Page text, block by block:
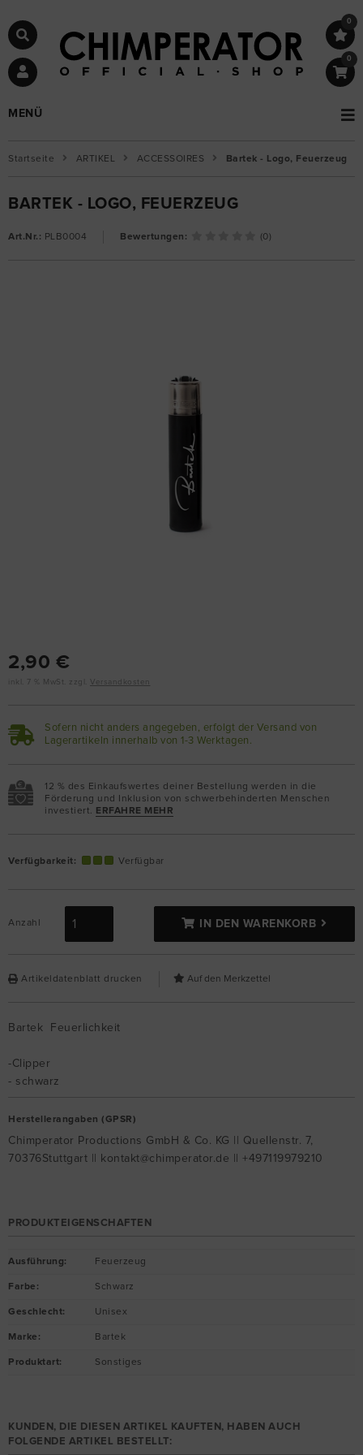
0
0
MENÜ
Startseite ARTIKEL ACCESSOIRES Bartek - Logo, Feuerzeug
BARTEK - LOGO, FEUERZEUG
Art.Nr.: PLB0004 Bewertungen: (0)
2,90 €
inkl. 7 % MwSt. zzgl. Versandkosten
Sofern nicht anders angegeben, erfolgt der Versand von
Lagerartikeln innerhalb von 1-3 Werktagen.
12 % des Einkaufswertes deiner Bestellung werden in die
Förderung und Inklusion von schwerbehinderten Menschen
investiert. ERFAHRE MEHR
Verfügbarkeit: Verfügbar
Anzahl IN DEN WARENKORB
Artikeldatenblatt drucken
Bartek Feuerlichkeit
-Clipper
- schwarz
Herstellerangaben (GPSR)
Chimperator Productions GmbH & Co. KG || Quellenstr. 7,
70376Stuttgart || kontakt@chimperator.de || +497119979210
PRODUKTEIGENSCHAFTEN
Ausführung: Feuerzeug
Farbe : Schwarz
Geschlecht: Unisex
Marke : Bartek
Produktart: Sonstiges
KUNDEN, DIE DIESEN ARTIKEL KAUFTEN, HABEN AUCH
FOLGENDE ARTIKEL BESTELLT: